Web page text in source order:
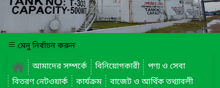
মেনু নির্বাচন করুন
আমাদের সম্পর্কে
বিনিয়োগকারী
পণ্য ও সেবা
বিতরণ নেটওয়ার্ক
কার্যক্রম
বাজেট ও আর্থিক তথ্যাবলী